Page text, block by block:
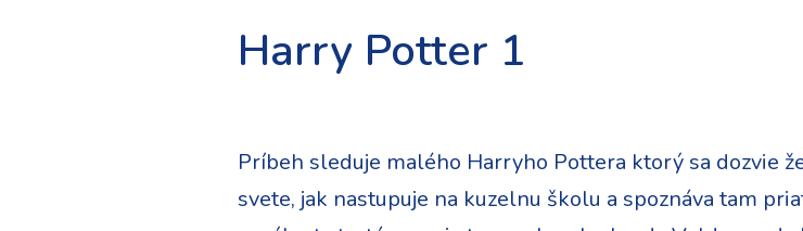
Harry Potter 1
Príbeh sleduje malého Harryho Pottera ktorý sa dozvie
svete, jak nastupuje na kuzelnu školu a spoznáva tam